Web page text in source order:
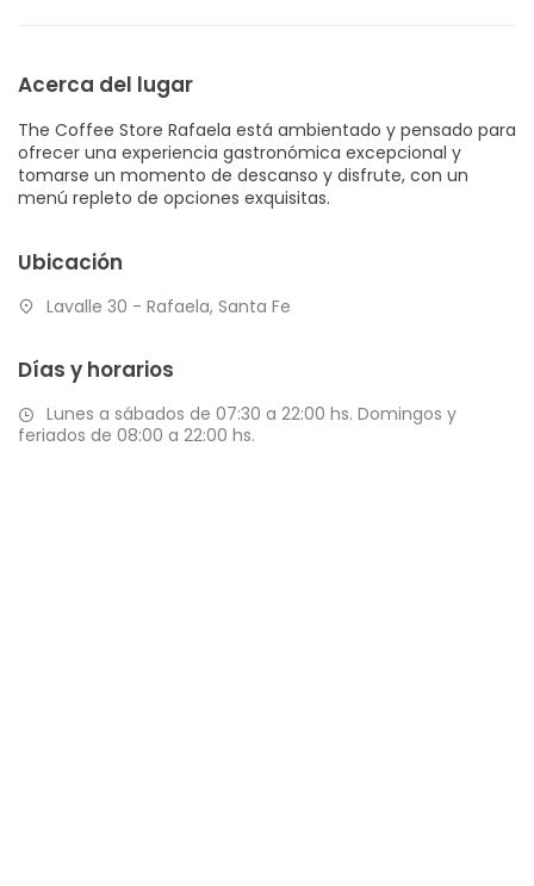
Acerca del lugar
The Coffee Store Rafaela está ambientado y pensado para
ofrecer una experiencia gastronómica excepcional y
tomarse un momento de descanso y disfrute, con un
menú repleto de opciones exquisitas.
Ubicación
Lavalle 30 - Rafaela, Santa Fe
Días y horarios
Lunes a sábados de 07:30 a 22:00 hs. Domingos y
feriados de 08:00 a 22:00 hs.